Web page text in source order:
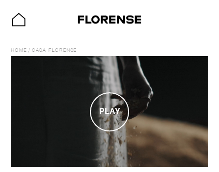
HOME / CASA FLORENSE
PLAY